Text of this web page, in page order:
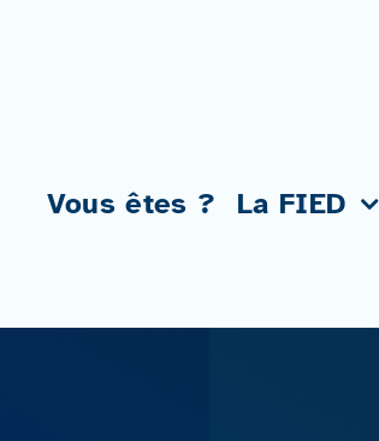
Vous êtes ? La FIED